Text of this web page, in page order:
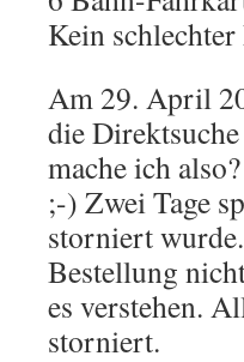
Kein
Am 29. April
die
mache ich
;-) Zwei Tage
storniert
Bestellung
es verstehen.
storniert.